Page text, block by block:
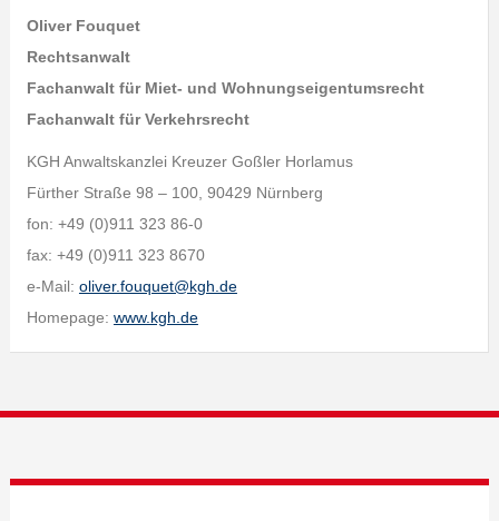
Oliver Fouquet
Rechtsanwalt
Fachanwalt für Miet- und Wohnungseigentumsrecht
Fachanwalt für Verkehrsrecht
KGH Anwaltskanzlei Kreuzer Goßler Horlamus
Fürther Straße 98 – 100, 90429 Nürnberg
fon: +49 (0)911 323 86-0
fax: +49 (0)911 323 8670
e-Mail: oliver.fouquet@kgh.de
Homepage: www.kgh.de